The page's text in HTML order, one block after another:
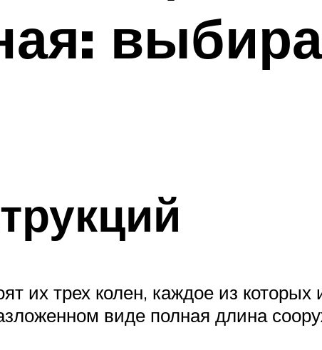
их трех колен, каждое из которых
виде полная длина